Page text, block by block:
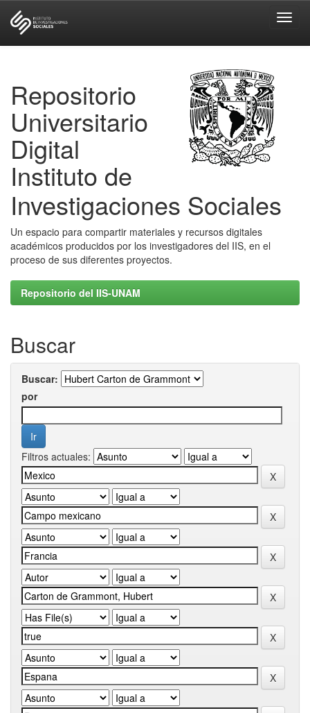
Repositorio
Universitario
Digital
Instituto de
Investigaciones Sociales
Un espacio para compartir materiales y recursos digitales
académicos producidos por los investigadores del IIS, en el
proceso de sus diferentes proyectos.
Repositorio del IIS-UNAM
Buscar
Buscar:
por
Filtros actuales: